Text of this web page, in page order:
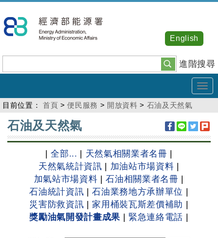
到
主
內
容
進階搜尋
English
目前位置： 首頁 >便民服務 > 開放資料 > 石油及天然氣
:::
石油及天然氣
|全部... 天然氣相關業者名冊
天然氣統計資訊
加油站市場資料
加氣站市場資料 |石油相關業者名冊
石油統計資訊 |石油業務地方承辦單位
災害防救資訊
家用桶裝瓦斯差價補助
獎勵油氣開發計畫成果
緊急連絡電話